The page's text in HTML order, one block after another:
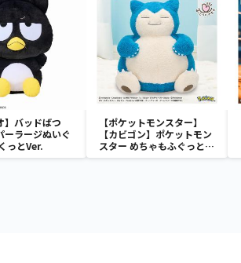
】バッドばつ
ラージぬいぐ
とVer.
【ポケットモンスター】
【カビゴン】ポケットモン
スター めちゃもふぐっと
ほっこりいやされぬいぐる